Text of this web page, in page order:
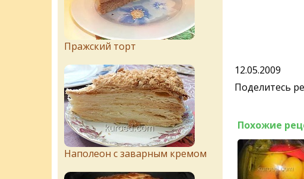
12.05.2009
Поделитесь
Похожие
Пражский торт
Наполеон с заварным кремом